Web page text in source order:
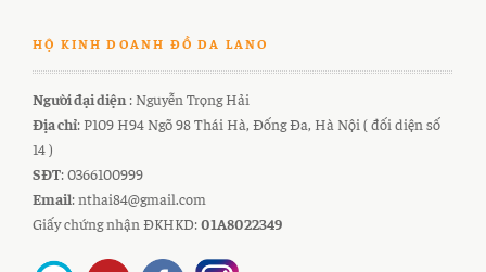
HỘ KINH DOANH ĐỒ DA LANO
Người đại diện : Nguyễn Trọng Hải
Địa chỉ: P109 H94 Ngõ 98 Thái Hà, Đống Đa, Hà Nội ( đối diện số
14 )
SĐT: 0366100999
Email: nthai84@gmail.com
Giấy chứng nhận ĐKHKD:01A8022349